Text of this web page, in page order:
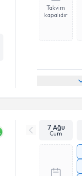
Takvim
kapalıdır
7 Ağu
Cum